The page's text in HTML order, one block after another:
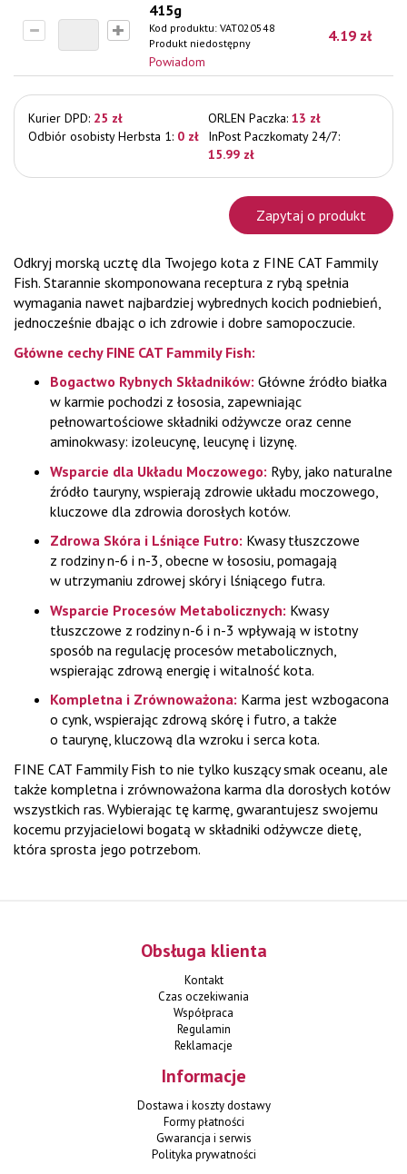
415g
Kod produktu: VAT020548
Produkt niedostępny
Powiadom
4.19 zł
Kurier DPD: 25 zł ORLEN Paczka: 13 zł
Odbiór osobisty Herbsta 1: 0 zł
InPost Paczkomaty 24/7:
15.99 zł
Zapytaj o produkt
Odkryj morską ucztę dla Twojego kota z FINE CAT Fammily
Fish. Starannie skomponowana receptura z rybą spełnia
wymagania nawet najbardziej wybrednych kocich podniebień,
jednocześnie dbając o ich zdrowie i dobre samopoczucie.
Główne cechy FINE CAT Fammily Fish:
Bogactwo Rybnych Składników: Główne źródło białka
w karmie pochodzi z łososia, zapewniając
pełnowartościowe składniki odżywcze oraz cenne
aminokwasy: izoleucynę, leucynę i lizynę.
Wsparcie dla Układu Moczowego: Ryby, jako naturalne
źródło tauryny, wspierają zdrowie układu moczowego,
kluczowe dla zdrowia dorosłych kotów.
Zdrowa Skóra i Lśniące Futro: Kwasy tłuszczowe
z rodziny n-6 i n-3, obecne w łososiu, pomagają
w utrzymaniu zdrowej skóry i lśniącego futra.
Wsparcie Procesów Metabolicznych: Kwasy
tłuszczowe z rodziny n-6 i n-3 wpływają w istotny
sposób na regulację procesów metabolicznych,
wspierając zdrową energię i witalność kota.
Kompletna i Zrównoważona: Karma jest wzbogacona
o cynk, wspierając zdrową skórę i futro, a także
o taurynę, kluczową dla wzroku i serca kota.
FINE CAT Fammily Fish to nie tylko kuszący smak oceanu, ale
także kompletna i zrównoważona karma dla dorosłych kotów
wszystkich ras. Wybierając tę karmę, gwarantujesz swojemu
kocemu przyjacielowi bogatą w składniki odżywcze dietę,
która sprosta jego potrzebom.
Obsługa klienta
Kontakt
Czas oczekiwania
Współpraca
Regulamin
Reklamacje
Informacje
Dostawa i koszty dostawy
Formy płatności
Gwarancja i serwis
Polityka prywatności